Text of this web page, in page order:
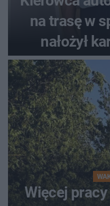
na trasę w
nałożył
Więcej